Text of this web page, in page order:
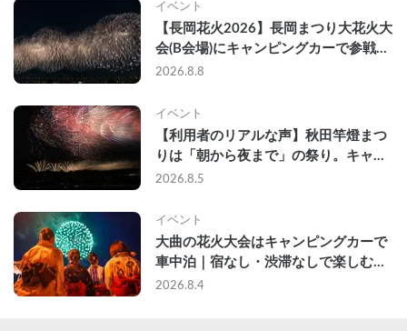
イベント
【長岡花火2026】長岡まつり大花火大
会(B会場)にキャンピングカーで参戦し
て、長岡駅前で車中泊してきた
2026.8.8
イベント
【利用者のリアルな声】秋田竿燈まつ
りは「朝から夜まで」の祭り。キャン
ピングカーで行った2組の記録
2026.8.5
イベント
大曲の花火大会はキャンピングカーで
車中泊｜宿なし・渋滞なしで楽しむ
2026年完全ガイド
2026.8.4